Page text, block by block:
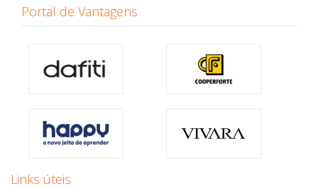
Portal de Vantagens
Links úteis